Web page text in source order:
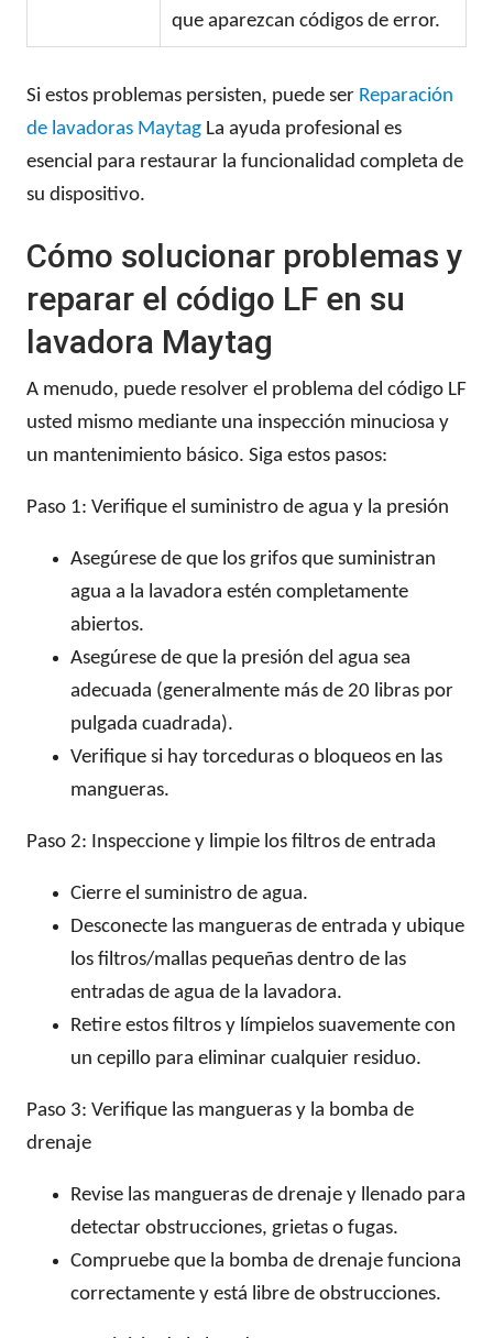
que aparezcan códigos de error.
Si estos problemas persisten, puede ser Reparación
de lavadoras Maytag La ayuda profesional es
esencial para restaurar la funcionalidad completa de
su dispositivo.
Cómo solucionar problemas y
reparar el código LF en su
lavadora Maytag
A menudo, puede resolver el problema del código LF
usted mismo mediante una inspección minuciosa y
un mantenimiento básico. Siga estos pasos:
Paso 1: Verifique el suministro de agua y la presión
Asegúrese de que los grifos que suministran
agua a la lavadora estén completamente
abiertos.
Asegúrese de que la presión del agua sea
adecuada (generalmente más de 20 libras por
pulgada cuadrada).
Verifique si hay torceduras o bloqueos en las
mangueras.
Paso 2: Inspeccione y limpie los filtros de entrada
Cierre el suministro de agua.
Desconecte las mangueras de entrada y ubique
los filtros/mallas pequeñas dentro de las
entradas de agua de la lavadora.
Retire estos filtros y límpielos suavemente con
un cepillo para eliminar cualquier residuo.
Paso 3: Verifique las mangueras y la bomba de
drenaje
Revise las mangueras de drenaje y llenado para
detectar obstrucciones, grietas o fugas.
Compruebe que la bomba de drenaje funciona
correctamente y está libre de obstrucciones.